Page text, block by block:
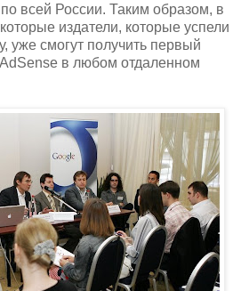
всей России. Таким образом, в
издатели, которые успели
уже смогут получить первый
в любом отдаленном